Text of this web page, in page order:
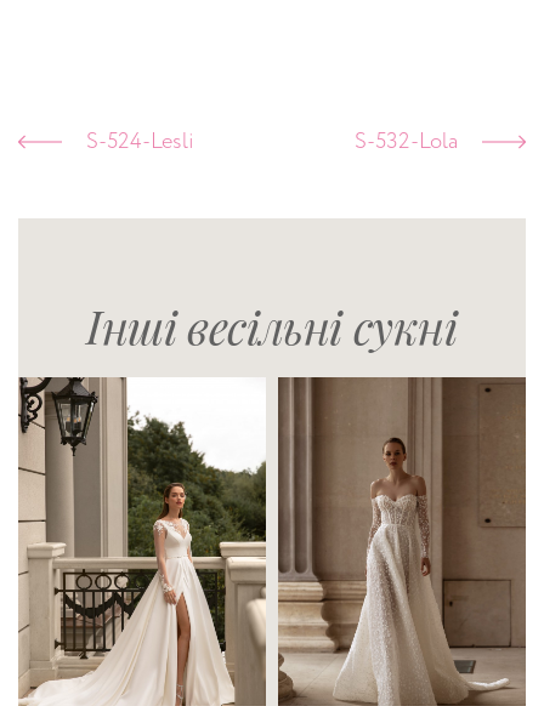
S-524-Lesli S-532-Lola
Інші весільні сукні